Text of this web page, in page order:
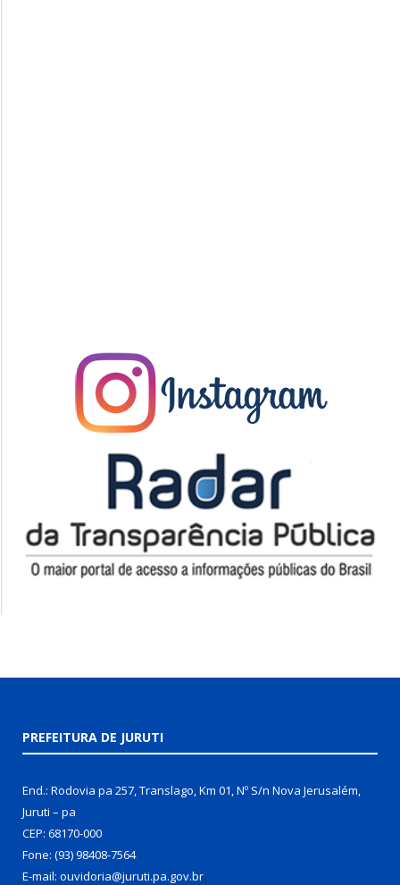
PREFEITURA DE JURUTI
End.: Rodovia pa 257, Translago, Km 01, Nº S/n Nova Jerusalém,
Juruti – pa
CEP: 68170-000
Fone: (93) 98408-7564
E-mail: ouvidoria@juruti.pa.gov.br